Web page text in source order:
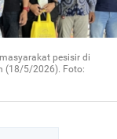
pesisir di
(18/5/2026). Foto: